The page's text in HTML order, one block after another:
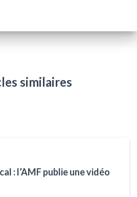
similaires
: l’AMF publie une vidéo